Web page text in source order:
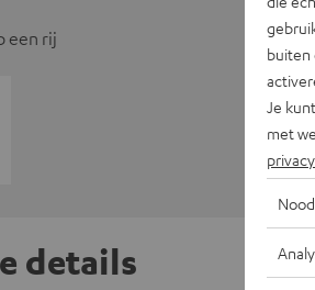
een rij
details
buiten
Je
met